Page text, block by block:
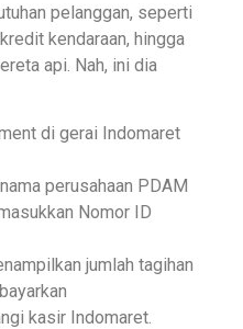
pelanggan, seperti
kendaraan, hingga
api. Nah, ini dia
di gerai Indomaret
perusahaan PDAM
Nomor ID
jumlah tagihan
kasir Indomaret.